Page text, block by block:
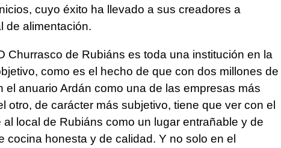
cuyo éxito ha llevado a sus creadores a
de alimentación.
Churrasco de Rubiáns es toda una institución en la
como es el hecho de que con dos millones de
el anuario Ardán como una de las empresas más
otro, de carácter más subjetivo, tiene que ver con el
local de Rubiáns como un lugar entrañable y de
cocina honesta y de calidad. Y no solo en el